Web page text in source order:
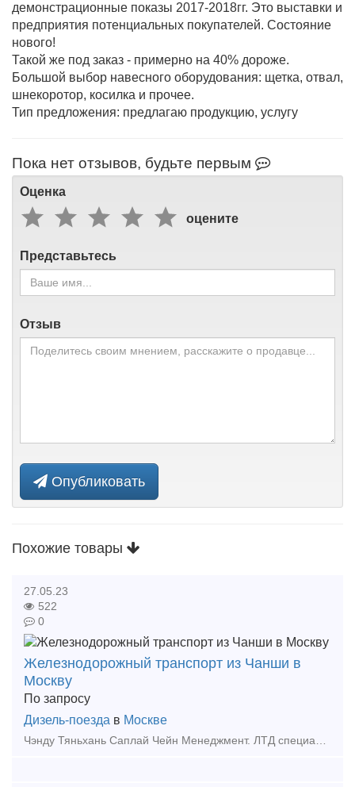
демонстрационные показы 2017-2018гг. Это выставки и
предприятия потенциальных покупателей. Состояние
нового!
Такой же под заказ - примерно на 40% дороже.
Большой выбор навесного оборудования: щетка, отвал,
шнекоротор, косилка и прочее.
Тип предложения: предлагаю продукцию, услугу
Пока нет отзывов, будьте первым
Оценка
оцените
Представьтесь
Отзыв
Опубликовать
Похожие товары
27.05.23
522
0
Железнодорожный транспорт из Чанши в
Москву
По запросу
Дизель-поезда в Москве